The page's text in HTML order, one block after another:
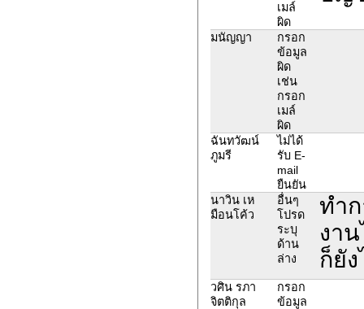
เมล์
ผิด
มนัญญา
กรอก
ข้อมูล
ผิด
เช่น
กรอก
เมล์
ผิด
ฉันทวัฒน์
ภูมรี
ไม่ได้
รับ E-
mail
ยืนยัน
นาวิน เห
มือนโค้ว
อื่นๆ
โปรด
ระบุ
ด้าน
ล่าง
ทำ
งา
ก็ยัง
วศิน รภา
จิตติกุล
กรอก
ข้อมูล